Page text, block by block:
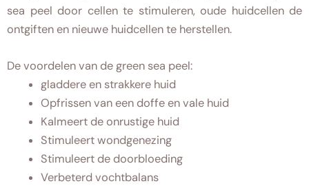
sea peel door cellen te stimuleren, oude huidcellen de
ontgiften en nieuwe huidcellen te herstellen.
De voordelen van de green sea peel:
gladdere en strakkere huid
Opfrissen van een doffe en vale huid
Kalmeert de onrustige huid
Stimuleert wondgenezing
Stimuleert de doorbloeding
Verbeterd vochtbalans